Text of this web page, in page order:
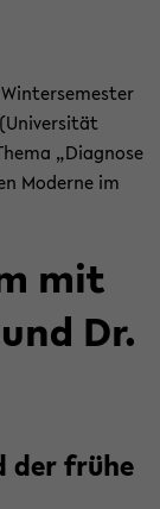
„Dia­gno­se
Mo­der­ne im
mit
Dr.
der frühe